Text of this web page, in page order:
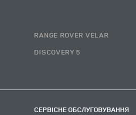
RANGE ROVER VELAR
DISCOVERY 5
СЕРВІСНЕ ОБСЛУГОВУВАННЯ